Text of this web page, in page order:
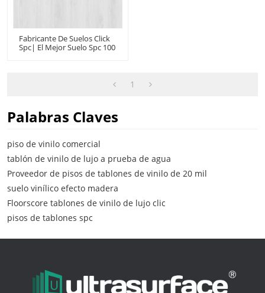
Fabricante De Suelos Click
Spc| El Mejor Suelo Spc 100
1
Palabras Claves
piso de vinilo comercial
tablón de vinilo de lujo a prueba de agua
Proveedor de pisos de tablones de vinilo de 20 mil
suelo vinílico efecto madera
Floorscore tablones de vinilo de lujo clic
pisos de tablones spc